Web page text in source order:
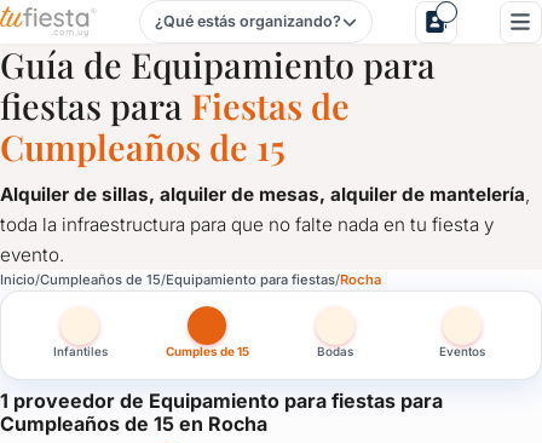
Equipamiento para fiestas para Cumpleaños de 15 en Rocha
¿Qué estás organizando?
Guía de Equipamiento para
fiestas para Fiestas de
Cumpleaños de 15
Alquiler de sillas, alquiler de mesas, alquiler de mantelería
toda la infraestructura para que no falte nada en tu fiesta y
evento.
Inicio Cumpleaños de 15 Equipamiento para fiestas Rocha
Infantiles Cumples de 15 Bodas Eventos
1 proveedor de Equipamiento para fiestas para
Cumpleaños de 15 en Rocha
Equipamiento para fiestas para Cumpleaños de 15 en Rocha
Alquiler de sillas, alquiler de mesas, alquiler de mantelería